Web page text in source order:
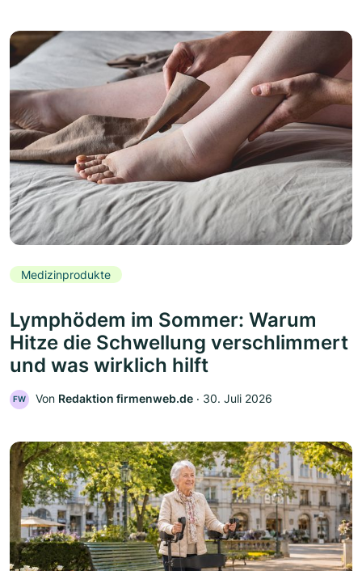
Medizinprodukte
Lymphödem im Sommer: Warum
Hitze die Schwellung verschlimmert
und was wirklich hilft
FW Von Redaktion firmenweb.de ‧ 30. Juli 2026